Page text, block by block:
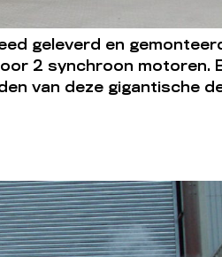
geleverd en
2 synchroon motoren.
van deze gigantische